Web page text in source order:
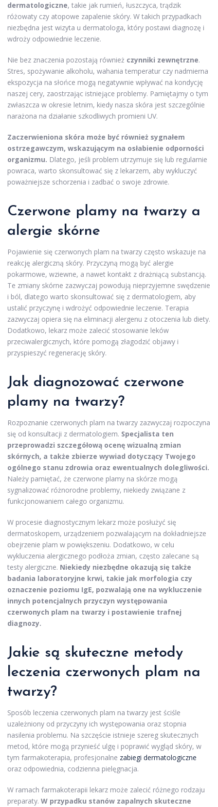
dermatologiczne, takie jak rumień, łuszczyca, trądzik
różowaty czy atopowe zapalenie skóry. W takich przypadkach
niezbędna jest wizyta u dermatologa, który postawi diagnozę i
wdroży odpowiednie leczenie.
Nie bez znaczenia pozostają również czynniki zewnętrzne.
Stres, spożywanie alkoholu, wahania temperatur czy nadmierna
ekspozycja na słońce mogą negatywnie wpływać na kondycję
naszej cery, zaostrzając istniejące problemy. Pamiętajmy o tym
zwłaszcza w okresie letnim, kiedy nasza skóra jest szczególnie
narażona na działanie szkodliwych promieni UV.
Zaczerwieniona skóra może być również sygnałem
ostrzegawczym, wskazującym na osłabienie odporności
organizmu. Dlatego, jeśli problem utrzymuje się lub regularnie
powraca, warto skonsultować się z lekarzem, aby wykluczyć
poważniejsze schorzenia i zadbać o swoje zdrowie.
Czerwone plamy na twarzy a
alergie skórne
Pojawienie się czerwonych plam na twarzy często wskazuje na
reakcję alergiczną skóry. Przyczyną mogą być alergie
pokarmowe, wziewne, a nawet kontakt z drażniącą substancją.
Te zmiany skórne zazwyczaj powodują nieprzyjemne swędzenie
i ból, dlatego warto skonsultować się z dermatologiem, aby
ustalić przyczynę i wdrożyć odpowiednie leczenie. Terapia
zazwyczaj opiera się na eliminacji alergenu z otoczenia lub diety.
Dodatkowo, lekarz może zalecić stosowanie leków
przeciwalergicznych, które pomogą złagodzić objawy i
przyspieszyć regenerację skóry.
Jak diagnozować czerwone
plamy na twarzy?
Rozpoznanie czerwonych plam na twarzy zazwyczaj rozpoczyna
się od konsultacji z dermatologiem. Specjalista ten
przeprowadzi szczegółową ocenę wizualną zmian
skórnych, a także zbierze wywiad dotyczący Twojego
ogólnego stanu zdrowia oraz ewentualnych dolegliwości.
Należy pamiętać, że czerwone plamy na skórze mogą
sygnalizować różnorodne problemy, niekiedy związane z
funkcjonowaniem całego organizmu.
W procesie diagnostycznym lekarz może posłużyć się
dermatoskopem, urządzeniem pozwalającym na dokładniejsze
obejrzenie plam w powiększeniu. Dodatkowo, w celu
wykluczenia alergicznego podłoża zmian, często zalecane są
testy alergiczne. Niekiedy niezbędne okazują się także
badania laboratoryjne krwi, takie jak morfologia czy
oznaczenie poziomu IgE, pozwalają one na wykluczenie
innych potencjalnych przyczyn występowania
czerwonych plam na twarzy i postawienie trafnej
diagnozy.
Jakie są skuteczne metody
leczenia czerwonych plam na
twarzy?
Sposób leczenia czerwonych plam na twarzy jest ściśle
uzależniony od przyczyny ich występowania oraz stopnia
nasilenia problemu. Na szczęście istnieje szereg skutecznych
metod, które mogą przynieść ulgę i poprawić wygląd skóry, w
tym farmakoterapia, profesjonalne zabiegi dermatologiczne
oraz odpowiednia, codzienna pielęgnacja.
W ramach farmakoterapii lekarz może zalecić różnego rodzaju
preparaty. W przypadku stanów zapalnych skuteczne